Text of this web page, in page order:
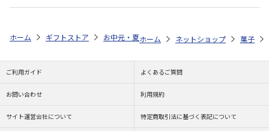
ホーム ギフトストア お中元・夏ギフト特集 2026 ゆうゆうギフト
ホーム ネットショップ 菓子
ご利用ガイド よくあるご質問
お問い合わせ 利用規約
サイト運営会社について 特定商取引法に基づく表記について